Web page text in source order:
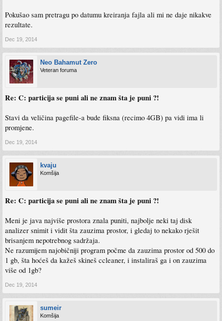
Pokušao sam pretragu po datumu kreiranja fajla ali mi ne daje nikakve
rezultate.
Dec 19, 2014
Neo Bahamut Zero
Veteran foruma
Re: C: particija se puni ali ne znam šta je puni ?!
Stavi da veličina pagefile-a bude fiksna (recimo 4GB) pa vidi ima li
promjene.
Dec 19, 2014
kvaju
Komšija
Re: C: particija se puni ali ne znam šta je puni ?!
Meni je java najviše prostora znala puniti, najbolje neki taj disk
analizer snimit i vidit šta zauzima prostor, i gledaj to nekako rješit
brisanjem nepotrebnog sadržaja.
Ne razumijem najobičniji program počme da zauzima prostor od 500 do
1 gb, šta hoćeš da kažeš skineš ccleaner, i instaliraš ga i on zauzima
više od 1gb?
Dec 19, 2014
sumeir
Komšija